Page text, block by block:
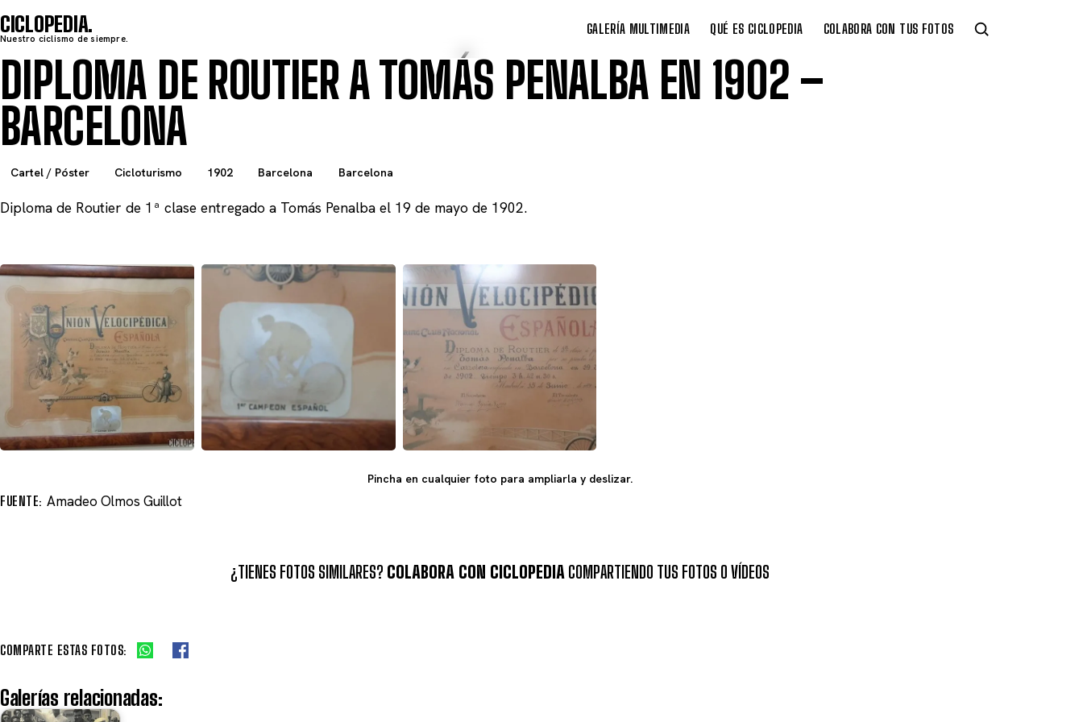
CICLOPEDIA
Nuestro ciclismo de siempre.
GALERÍA MULTIMEDIA QUÉ ES CICLOPEDIA COLABORA CON TUS FOTOS
DIPLOMA DE ROUTIER A TOMÁS PENALBA EN 1902 –
BARCELONA
Cartel / Póster Cicloturismo 1902 Barcelona Barcelona
Diploma de Routier de 1ª clase entregado a Tomás Penalba el 19 de mayo de 1902.
Pincha en cualquier foto para ampliarla y deslizar.
FUENTE: Amadeo Olmos Guillot
¿TIENES FOTOS SIMILARES? COLABORA CON CICLOPEDIA COMPARTIENDO TUS FOTOS O VÍDEOS
COMPARTE ESTAS FOTOS:
Galerías relacionadas: